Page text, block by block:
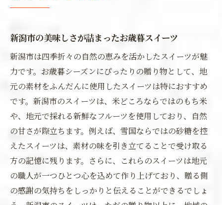
新潟市の美味しさが詰まったお歳暮スイーツ
新潟市は四季折々の自然の恵みを活かしたスイーツが魅
力です。お歳暮シーズンにぴったりの贈り物として、地
元の素材をふんだんに使用したスイーツは特におすすめ
です。新潟市のスイーツは、米どころならではのもち米
や、地元で採れる新鮮なフルーツを使用しており、自然
の甘さが際立ちます。例えば、雪国ならではの砂糖を控
えたスイーツは、素材の味を引き立てることで受け取る
方の記憶に残ります。さらに、これらのスイーツは地元
の職人が一つひとつ心を込めて作り上げており、贈る側
の感謝の気持ちをしっかりと伝えることができるでしょ